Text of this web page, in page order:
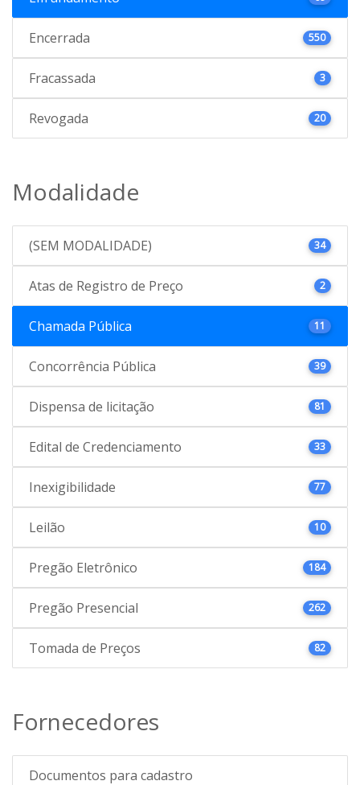
Encerrada 550
Fracassada 3
Revogada 20
Modalidade
(SEM MODALIDADE) 34
Atas de Registro de Preço 2
Chamada Pública 11
Concorrência Pública 39
Dispensa de licitação 81
Edital de Credenciamento 33
Inexigibilidade 77
Leilão 10
Pregão Eletrônico 184
Pregão Presencial 262
Tomada de Preços 82
Fornecedores
Documentos para cadastro